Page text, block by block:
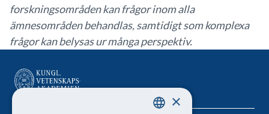
forskningsområden kan frågor inom alla
ämnesområden behandlas, samtidigt som komplexa
frågor kan belysas ur många perspektiv.
×